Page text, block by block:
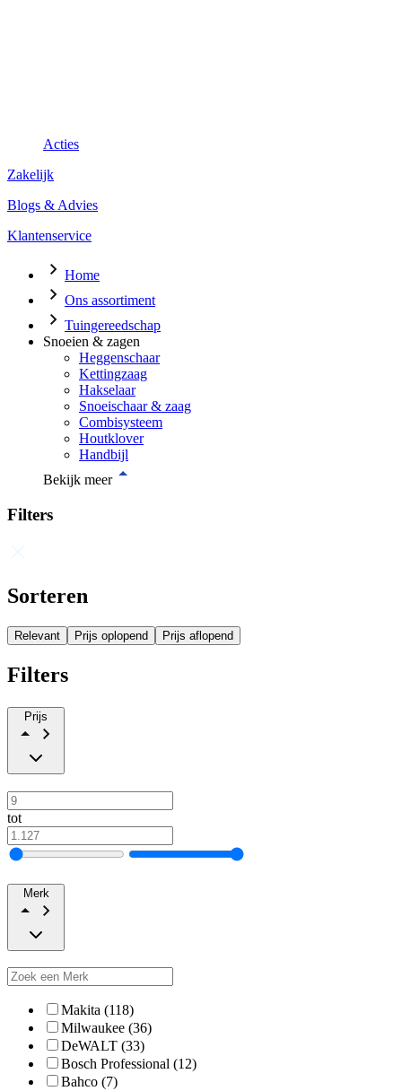
Acties
Zakelijk
Blogs & Advies
Klantenservice
Home
Ons assortiment
Tuingereedschap
Snoeien & zagen
Heggenschaar
Kettingzaag
Hakselaar
Snoeischaar & zaag
Combisysteem
Houtklover
Handbijl
Bekijk meer
Filters
Sorteren
Relevant Prijs oplopend Prijs aflopend
Filters
Prijs
tot
Merk
Makita (118)
Milwaukee (36)
DeWALT (33)
Bosch Professional (12)
Bahco (7)